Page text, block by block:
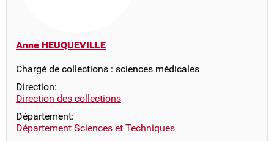
Anne HEUQUEVILLE
Chargé de collections : sciences médicales
Direction:
Direction des collections
Département:
Département Sciences et Techniques